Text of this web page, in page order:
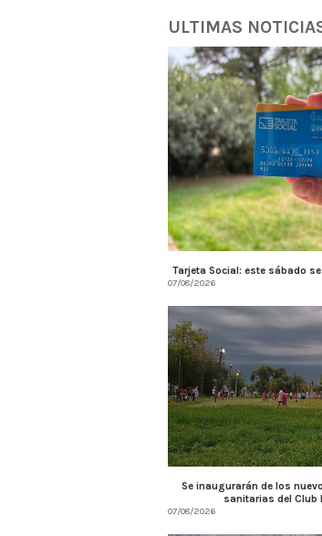
ULTIMAS
Tarjeta Social: este sábado
07/08/2026
Se inaugurarán de los
sanitarias del Club
07/08/2026